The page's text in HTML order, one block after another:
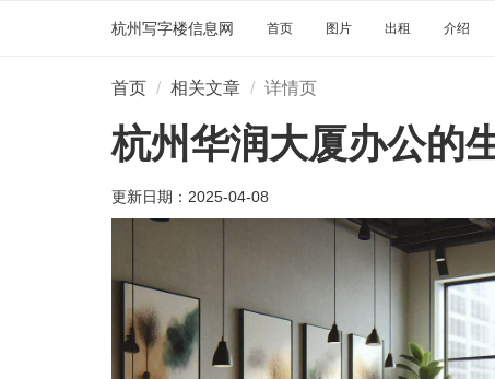
杭州写字楼信息网 首页 图片 出租 介绍
首页 相关文章 详情页
杭州华润大厦办公的
更新日期： 2025-04-08